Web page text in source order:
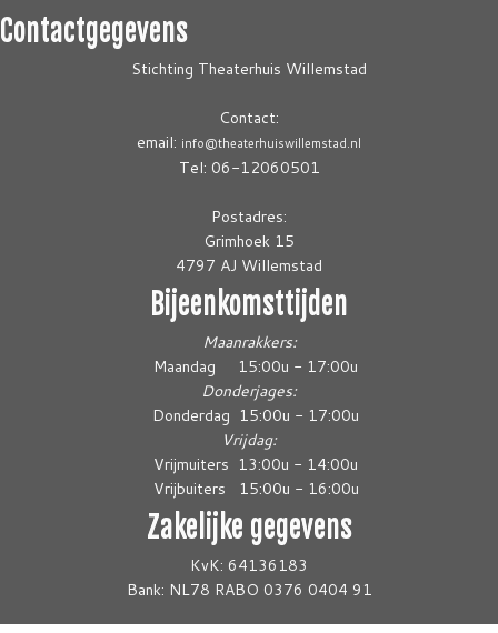
Contactgegevens
Stichting Theaterhuis Willemstad
Contact:
email: info@theaterhuiswillemstad.nl
Tel: 06-12060501
Postadres:
Grimhoek 15
4797 AJ Willemstad
Bijeenkomsttijden
Maanrakkers:
Maandag 15:00u - 17:00u
Donderjages:
Donderdag 15:00u - 17:00u
Vrijdag:
Vrijmuiters 13:00u - 14:00u
Vrijbuiters 15:00u - 16:00u
Zakelijke gegevens
KvK: 64136183
Bank: NL78 RABO 0376 0404 91